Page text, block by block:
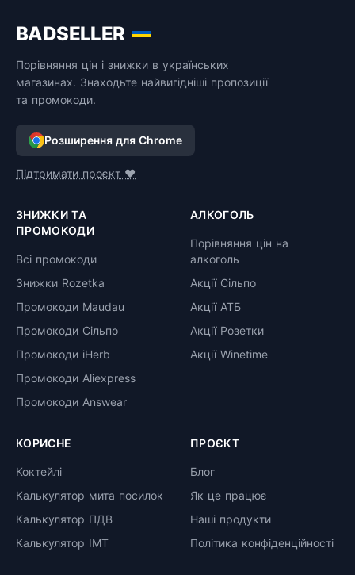
BADSELLER
Порівняння цін і знижки в українських
магазинах. Знаходьте найвигідніші пропозиції
та промокоди.
Розширення для Chrome
Підтримати проєкт ❤️
ЗНИЖКИ ТА
ПРОМОКОДИ
Всі промокоди
Знижки Rozetka
Промокоди Maudau
Промокоди Сільпо
Промокоди iHerb
Промокоди Aliexpress
Промокоди Answear
АЛКОГОЛЬ
Порівняння цін на
алкоголь
Акції Сільпо
Акції АТБ
Акції Розетки
Акції Winetime
КОРИСНЕ
Коктейлі
Калькулятор мита посилок
Калькулятор ПДВ
Калькулятор ІМТ
ПРОЄКТ
Блог
Як це працює
Наші продукти
Політика конфіденційності